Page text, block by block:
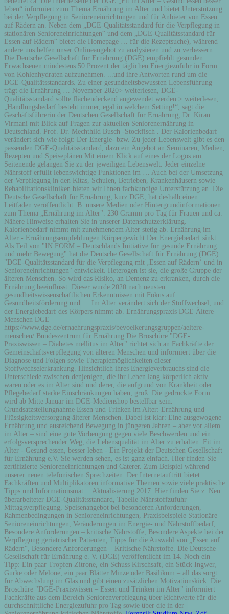
leben“ informiert zum Thema Ernährung im Alter und bietet Unterstützung
bei der Verpflegung in Senioreneinrichtungen und für Anbieter von Essen
auf Rädern an. Neben dem „DGE-Qualitätsstandard für die Verpflegung in
stationären Senioreneinrichtungen“ und dem „DGE-Qualitätsstandard für
Essen auf Rädern“ bietet die Homepage … für die Rezeptsuche), während
andere uns helfen unser Onlineangebot zu analysieren und zu verbessern.
Die Deutsche Gesellschaft für Ernährung (DGE) empfiehlt gesunden
Erwachsenen mindestens 50 Prozent der täglichen Energiezufuhr in Form
von Kohlenhydraten aufzunehmen. ...und ihre Antworten rund um die
DGE-Qualitätsstandards. Zu einer gesundheitsbewussten Lebensführung
trägt die Ernährung … November 2020> weiterlesen, DGE-
Qualitätsstandard sollte flächendeckend angewendet werden.> weiterlesen,
„Handlungsbedarf besteht immer, egal in welchem Setting!“, sagt die
Geschäftsführerin der Deutschen Gesellschaft für Ernährung, Dr. Kiran
Virmani mit Blick auf Fragen zur aktuellen Seniorenernährung in
Deutschland. Prof. Dr. Mechthild Busch -Stockfisch . Der Kalorienbedarf
verändert sich wie folgt: Der Energie- bzw. Zu jeder Lebenswelt gibt es den
passenden DGE-Qualitätsstandard, dazu ein Angebot an Seminaren, Medien,
Rezepten und Speiseplänen.Mit einem Klick auf eines der Logos am
Seitenende gelangen Sie zu der jeweiligen Lebenswelt. Jeder einzelne
Nährstoff erfüllt lebenswichtige Funktionen im … Auch bei der Umsetzung
der Verpflegung in den Kitas, Schulen, Betrieben, Krankenhäusern sowie
Rehabilitationskliniken bieten wir Ihnen fachkundige Unterstützung an. Die
Deutsche Gesellschaft für Ernährung, kurz DGE, hat deshalb einen
Leitfaden veröffentlicht. B. unsere Medien oder Hintergrundinformationen
zum Thema „Ernährung im Alter". 230 Gramm pro Tag für Frauen und ca.
Nähere Hinweise erhalten Sie in unserer Datenschutzerklärung.
Kalorienbedarf nimmt mit zunehmendem Alter stetig ab. Ernährung im
Alter - Ernährungsempfehlungen Körpergewicht Der Energiebedarf sinkt.
Als Teil von "IN FORM – Deutschlands Initiative für gesunde Ernährung
und mehr Bewegung" hat die Deutsche Gesellschaft für Ernährung (DGE)
"DGE-Qualitätsstandard für die Verpflegung mit ‚Essen auf Rädern‘ und in
Senioreneinrichtungen" entwickelt. Heterogen ist sie, die große Gruppe der
älteren Menschen. So wird das Risiko, an Demenz zu erkranken, durch die
Ernährung beeinflusst. Dieser wurde 2020 nach neusten
gesundheitswissenschaftlichen Erkenntnissen mit Fokus auf
Gesundheitsförderung und … Im Alter verändert sich der Stoffwechsel, und
der Energiebedarf des Körpers nimmt ab. Ernährungspraxis DGE Ältere
Menschen DGE
https://www.dge.de/ernaehrungspraxis/bevoelkerungsgruppen/aeltere-
menschen/ Bundeszentrum für Ernährung Die Broschüre "DGE-
Praxiswissen – Diabetes mellitus im Alter" richtet sich an Fachkräfte der
Gemeinschaftsverpflegung von älteren Menschen und informiert über die
Diagnose und Folgen sowie Therapiemöglichkeiten dieser
Stoffwechselerkrankung. Hinsichtlich ihres Energieverbrauchs sind die
Unterschiede zwischen denjenigen, die ihr Leben lang körperlich aktiv
waren oder es im Alter sind und derer, die aufgrund von Krankheit oder
Pflegebedarf starke Einschränkungen haben, groß. Die gedruckte Form
wird ab Mitte Januar im DGE-Medienshop bestellbar sein.
Grundsatzstellungnahme Essen und Trinken im Alter: Ernährung und
Flüssigkeitsversorgung älterer Menschen. Dabei ist klar: Eine ausgewogene
Ernährung und ausreichend Bewegung in jüngeren Jahren – aber vor allem
im Alter – sind eine gute Vorbeugung gegen viele Beschwerden und ein
erfolgsversprechender Weg, die Lebensqualität im Alter zu erhalten. Fit im
Alter - Gesund essen, besser leben - Ein Projekt der Deutschen Gesellschaft
für Ernährung e.V. Sie werden sehen, es ist ganz einfach. Hier finden Sie
zertifizierte Senioreneinrichtungen und Caterer. Zum Beispiel während
unserer neuen telefonischen Sprechzeiten. Der Internetauftritt bietet
Fachkräften und Multiplikatoren informative Themen sowie viele praktische
Tipps und Informationsmat… Aktualisierung 2017. Hier finden Sie z. Neu:
überarbeiteter DGE-Qualitätsstandard, Tabelle Nährstoffzufuhr
Mittagsverpflegung, Speisenangebot bei besonderen Anforderungen,
Rahmenbedingungen in Senioreneinrichtungen, Praxisbeispiele Stationäre
Senioreneinrichtungen, Veränderungen im Energie- und Nährstoffbedarf,
Besondere Anforderungen – kritische Nährstoffe, Besondere Aspekte bei der
Verpflegung geriatrischer Patienten, Tipps für die Auswahl von „Essen auf
Rädern“, Besondere Anforderungen – Kritische Nährstoffe. Die Deutsche
Gesellschaft für Ernährung e. V. (DGE) veröffentlicht im 14. Noch ein
Tipp: Ein paar Tropfen Zitrone, ein Schuss Kirschsaft, ein Stück Ingwer,
Gurke oder Melone, ein paar Blätter Minze oder Basilikum – all das sorgt
für Abwechslung im Glas und gibt einen zusätzlichen Motivationskick. Die
Broschüre "DGE-Praxiswissen – Essen und Trinken im Alter" informiert
Fachkräfte aus dem Bereich Seniorenverpflegung über Richtwerte für die
durchschnittliche Energiezufuhr pro Tag sowie über die in der